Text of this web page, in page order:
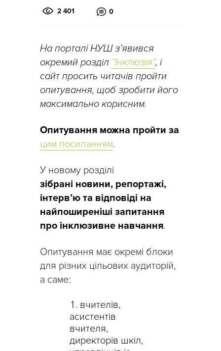
2 401 0
На порталі НУШ з’явився
окремий розділ “Інклюзія”, і
сайт просить читачів пройти
опитування, щоб зробити його
максимально корисним.
Опитування можна пройти за
цим посиланням.
У новому розділі
зібрані новини, репортажі,
інтерв’ю та відповіді на
найпоширеніші запитання
про інклюзивне навчання.
Опитування має окремі блоки
для різних цільових аудиторій,
а саме:
вчителів,
асистентів
вчителя,
директорів шкіл,